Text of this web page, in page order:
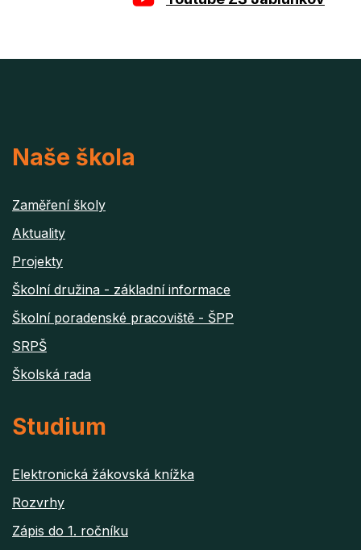
Naše škola
Zaměření školy
Aktuality
Projekty
Školní družina - základní informace
Školní poradenské pracoviště - ŠPP
SRPŠ
Školská rada
Studium
Elektronická žákovská knížka
Rozvrhy
Zápis do 1. ročníku